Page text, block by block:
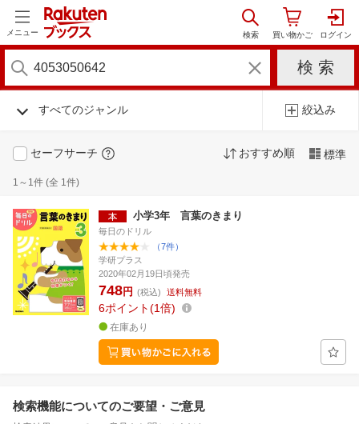
メニュー
すべてのジャンル 絞込み
セーフサーチ おすすめ順 標準
1～1件 (全 1件)
小学3年 言葉のきまり
毎日のドリル
（7件）
学研プラス
2020年02月19日頃発売
748円 (税込) 送料無料
6ポイント 1倍
在庫あり
検索機能についてのご要望・ご意見